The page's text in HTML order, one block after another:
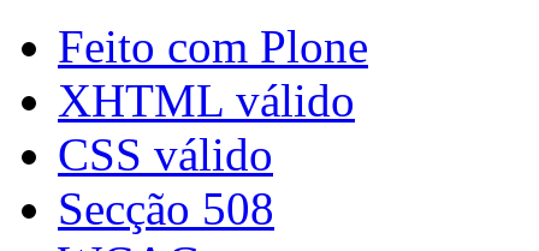
Feito com Plone
XHTML válido
CSS válido
Secção 508